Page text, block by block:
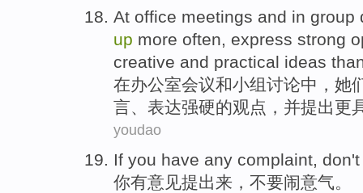
At office meetings and in group
up more often express strong
creative and practical ideas
在办公室会议和小组讨论中 ， 她
言
表达强硬的观点 ， 并提出更
youdao
If you have any complaint, don't
你有意见提出来 ， 不要闹意气。